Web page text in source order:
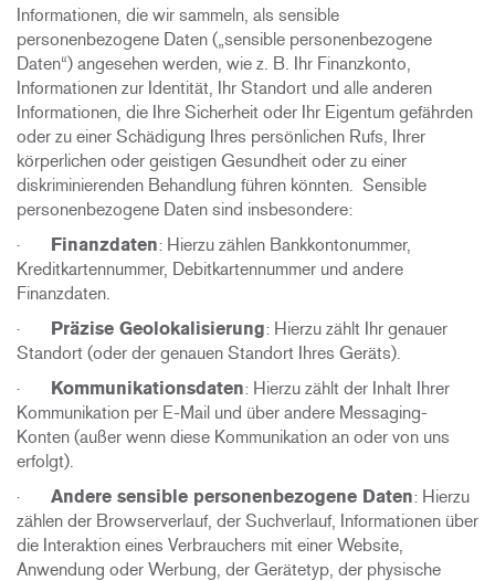
Informationen, die wir sammeln, als sensible
personenbezogene Daten („sensible personenbezogene
Daten“) angesehen werden, wie z. B. Ihr Finanzkonto,
Informationen zur Identität, Ihr Standort und alle anderen
Informationen, die Ihre Sicherheit oder Ihr Eigentum gefährden
oder zu einer Schädigung Ihres persönlichen Rufs, Ihrer
körperlichen oder geistigen Gesundheit oder zu einer
diskriminierenden Behandlung führen könnten. Sensible
personenbezogene Daten sind insbesondere:
· Finanzdaten: Hierzu zählen Bankkontonummer,
Kreditkartennummer, Debitkartennummer und andere
Finanzdaten.
· Präzise Geolokalisierung: Hierzu zählt Ihr genauer
Standort (oder der genauen Standort Ihres Geräts).
· Kommunikationsdaten: Hierzu zählt der Inhalt Ihrer
Kommunikation per E-Mail und über andere Messaging-
Konten (außer wenn diese Kommunikation an oder von uns
erfolgt).
· Andere sensible personenbezogene Daten: Hierzu
zählen der Browserverlauf, der Suchverlauf, Informationen über
die Interaktion eines Verbrauchers mit einer Website,
Anwendung oder Werbung, der Gerätetyp, der physische